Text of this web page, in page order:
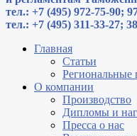
тел.: +7 (495) 972-75-90;
тел.: +7 (495) 311-33-27;
Главная
Статьи
Региональные
О компании
Производство
Дипломы и
Пресса о нас